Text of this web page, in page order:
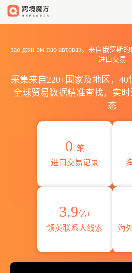
зао джи эм пао автоваз，来自俄罗斯
进口交易
采集来自220+国家及地区，40
全球贸易数据精准查找，实
态
0 笔
进口交易记录
3.9亿+
领英联系人线索
海